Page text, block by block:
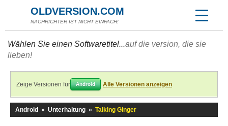
OLDVERSION.COM
NACHRICHTER IST NICHT EINFACH!
Wählen Sie einen Softwaretitel...auf die version, die sie
lieben!
Zeige Versionen für Android Alle Versionen anzeigen
Android » Unterhaltung » Talking Ginger